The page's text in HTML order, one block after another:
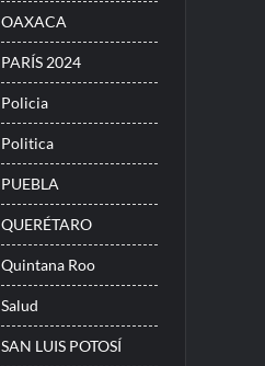
OAXACA
PARÍS 2024
Policia
Politica
PUEBLA
QUERÉTARO
Quintana Roo
Salud
SAN LUIS POTOSÍ